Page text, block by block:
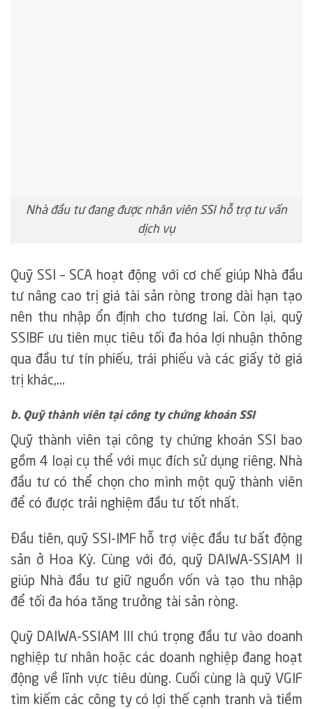
Nhà đầu tư đang được nhân viên SSI hỗ trợ tư vấn
dịch vụ
Quỹ SSI – SCA hoạt động với cơ chế giúp Nhà đầu
tư nâng cao trị giá tài sản ròng trong dài hạn tạo
nên thu nhập ổn định cho tương lai. Còn lại, quỹ
SSIBF ưu tiên mục tiêu tối đa hóa lợi nhuận thông
qua đầu tư tín phiếu, trái phiếu và các giấy tờ giá
trị khác,…
b. Quỹ thành viên tại công ty chứng khoán SSI
Quỹ thành viên tại công ty chứng khoán SSI bao
gồm 4 loại cụ thể với mục đích sử dụng riêng. Nhà
đầu tư có thể chọn cho mình một quỹ thành viên
để có được trải nghiệm đầu tư tốt nhất.
Đầu tiên, quỹ SSI-IMF hỗ trợ việc đầu tư bất động
sản ở Hoa Kỳ. Cùng với đó, quỹ DAIWA-SSIAM II
giúp Nhà đầu tư giữ nguồn vốn và tạo thu nhập
để tối đa hóa tăng trưởng tài sản ròng.
Quỹ DAIWA-SSIAM III chú trọng đầu tư vào doanh
nghiệp tư nhân hoặc các doanh nghiệp đang hoạt
động về lĩnh vực tiêu dùng. Cuối cùng là quỹ VGIF
tìm kiếm các công ty có lợi thế cạnh tranh và tiềm